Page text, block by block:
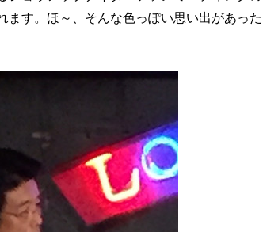
ます。ほ～、そんな色っぽい思い出があった